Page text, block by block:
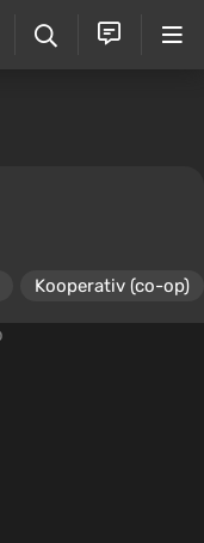
Kooperativ (co-op)